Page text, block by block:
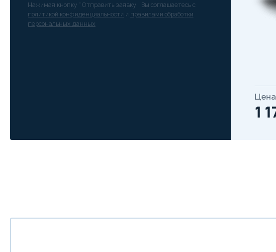
Нажимая кнопку “Отправить заявку”, Вы соглашаетесь с
политикой конфиденциальности и правилами обработки
персональных данных
1